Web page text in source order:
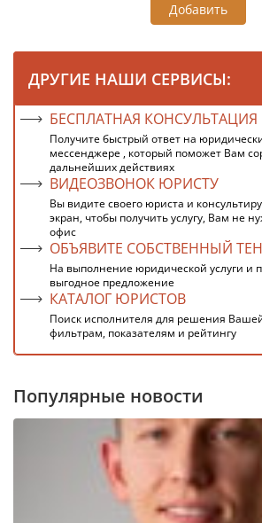
Добавить
ДРУГИЕ НАШИ СЕРВИСЫ:
БЕСПЛАТНАЯ КОНСУЛЬТАЦИЯ
Получите быстрый ответ на
мессенджере , который поможет Вам
дальнейших действиях
ВИДЕОЗВОНОК ЮРИСТУ
Вы видите своего юриста и
экран, чтобы получить услугу, Вам не
офис
ОБЪЯВИТЕ СОБСТВЕННЫЙ
На выполнение юридической услуги и
выгодное предложение
КАТАЛОГ ЮРИСТОВ
Поиск исполнителя для решения
фильтрам, показателям и рейтингу
Популярные новости